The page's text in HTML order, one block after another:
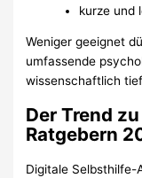
kurze und
Weniger geeignet
umfassende
wissenschaftlich
Der Trend
Ratgebern
Digitale Selbsthilfe-